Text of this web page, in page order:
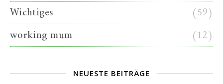
Wichtiges
(59)
working mum
(12)
NEUESTE BEITRÄGE